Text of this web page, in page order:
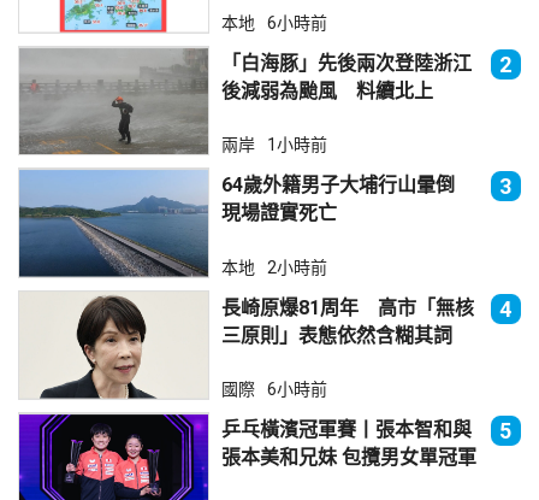
本地 6小時前
「白海豚」先後兩次登陸浙江
後減弱為颱風 料續北上
2
兩岸 1小時前
64歲外籍男子大埔行山暈倒
現場證實死亡
3
本地 2小時前
長崎原爆81周年 高市「無核
三原則」表態依然含糊其詞
4
國際 6小時前
乒乓橫濱冠軍賽丨張本智和與
張本美和兄妹 包攬男女單冠軍
5